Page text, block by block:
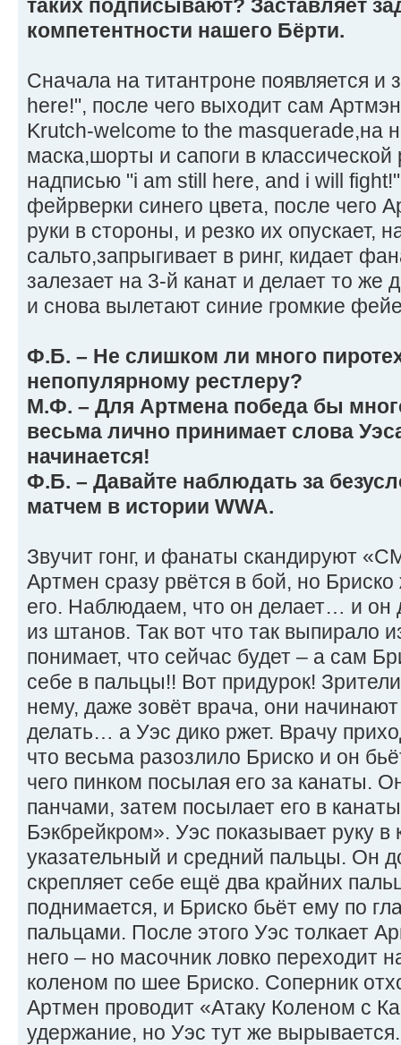
таких подписывают? Заставляет
компетентности нашего Бёрти.
Сначала на титантроне появляется и
here!", после чего выходит сам
Krutch-welcome to the masquerade,на
маска,шорты и сапоги в
надписью "i am still here, and i will
фейрверки синего цвета, после чего
руки в стороны, и резко их опускает,
сальто,запрыгивает в ринг, кидает
залезает на 3-й канат и делает то же
и снова вылетают синие громкие
Ф.Б. – Не слишком ли много
непопулярному рестлеру?
М.Ф. – Для Артмена победа бы
весьма лично принимает слова
начинается!
Ф.Б. – Давайте наблюдать за
матчем в истории WWA.
Звучит гонг, и фанаты скандируют
Артмен сразу рвётся в бой, но
его. Наблюдаем, что он делает… и он
из штанов. Так вот что так выпирало
понимает, что сейчас будет – а сам
себе в пальцы!! Вот придурок!
нему, даже зовёт врача, они
делать… а Уэс дико ржет. Врачу
что весьма разозлило Бриско и он
чего пинком посылая его за канаты.
панчами, затем посылает его в
Бэкбрейкром». Уэс показывает руку в
указательный и средний пальцы. Он
скрепляет себе ещё два крайних
поднимается, и Бриско бьёт ему по
пальцами. После этого Уэс толкает
него – но масочник ловко переходит
коленом по шее Бриско. Соперник
Артмен проводит «Атаку Коленом с
удержание, но Уэс тут же вырывается.